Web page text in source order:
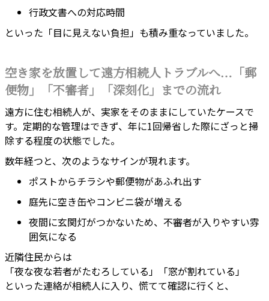
行政文書への対応時間
といった「目に見えない負担」も積み重なっていました。
空き家を放置して遠方相続人トラブルへ…「郵
便物」「不審者」「深刻化」までの流れ
遠方に住む相続人が、実家をそのままにしていたケースで
す。定期的な管理はできず、年に1回帰省した際にざっと掃
除する程度の状態でした。
数年経つと、次のようなサインが現れます。
ポストからチラシや郵便物があふれ出す
庭先に空き缶やコンビニ袋が増える
夜間に玄関灯がつかないため、不審者が入りやすい雰
囲気になる
近隣住民からは
「夜な夜な若者がたむろしている」「窓が割れている」
といった連絡が相続人に入り、慌てて確認に行くと、